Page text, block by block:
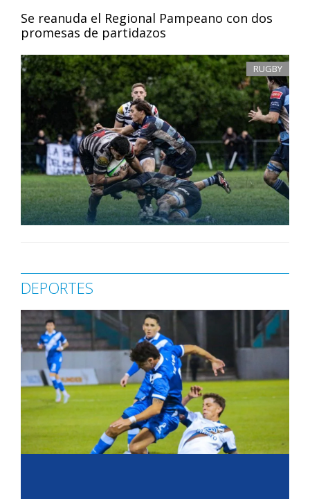
Se reanuda el Regional Pampeano con dos
promesas de partidazos
RUGBY
DEPORTES